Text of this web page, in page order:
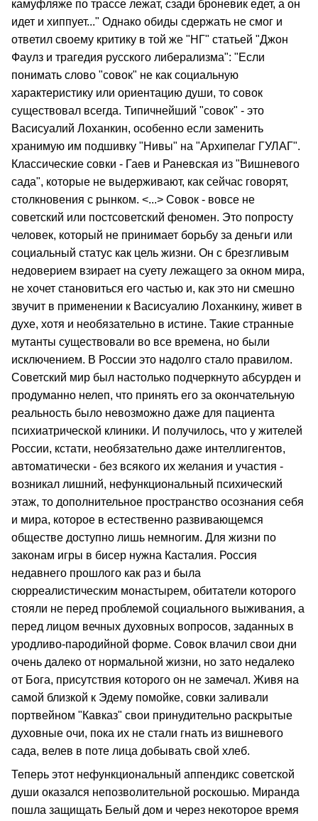
камуфляже по трассе лежат, сзади броневик едет, а он
идет и хиппует..." Однако обиды сдержать не смог и
ответил своему критику в той же "НГ" статьей "Джон
Фаулз и трагедия русского либерализма": "Если
понимать слово "совок" не как социальную
характеристику или ориентацию души, то совок
существовал всегда. Типичнейший "совок" - это
Васисуалий Лоханкин, особенно если заменить
хранимую им подшивку "Нивы" на "Архипелаг ГУЛАГ".
Классические совки - Гаев и Раневская из "Вишневого
сада", которые не выдерживают, как сейчас говорят,
столкновения с рынком. <...> Совок - вовсе не
советский или постсоветский феномен. Это попросту
человек, который не принимает борьбу за деньги или
социальный статус как цель жизни. Он с брезгливым
недоверием взирает на суету лежащего за окном мира,
не хочет становиться его частью и, как это ни смешно
звучит в применении к Васисуалию Лоханкину, живет в
духе, хотя и необязательно в истине. Такие странные
мутанты существовали во все времена, но были
исключением. В России это надолго стало правилом.
Советский мир был настолько подчеркнуто абсурден и
продуманно нелеп, что принять его за окончательную
реальность было невозможно даже для пациента
психиатрической клиники. И получилось, что у жителей
России, кстати, необязательно даже интеллигентов,
автоматически - без всякого их желания и участия -
возникал лишний, нефункциональный психический
этаж, то дополнительное пространство осознания себя
и мира, которое в естественно развивающемся
обществе доступно лишь немногим. Для жизни по
законам игры в бисер нужна Касталия. Россия
недавнего прошлого как раз и была
сюрреалистическим монастырем, обитатели которого
стояли не перед проблемой социального выживания, а
перед лицом вечных духовных вопросов, заданных в
уродливо-пародийной форме. Совок влачил свои дни
очень далеко от нормальной жизни, но зато недалеко
от Бога, присутствия которого он не замечал. Живя на
самой близкой к Эдему помойке, совки заливали
портвейном "Кавказ" свои принудительно раскрытые
духовные очи, пока их не стали гнать из вишневого
сада, велев в поте лица добывать свой хлеб.
Теперь этот нефункциональный аппендикс советской
души оказался непозволительной роскошью. Миранда
пошла защищать Белый дом и через некоторое время